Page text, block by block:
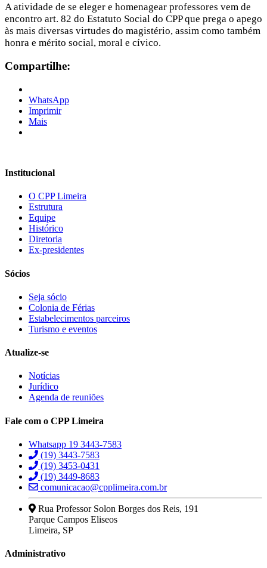
A atividade de se eleger e homenagear professores vem de
encontro art. 82 do Estatuto Social do CPP que prega o apego
às mais diversas virtudes do magistério, assim como também
honra e mérito social, moral e cívico.
Compartilhe:
WhatsApp
Imprimir
Mais
Institucional
O CPP Limeira
Estrutura
Equipe
Histórico
Diretoria
Ex-presidentes
Sócios
Seja sócio
Colonia de Férias
Estabelecimentos parceiros
Turismo e eventos
Atualize-se
Notícias
Jurídico
Agenda de reuniões
Fale com o CPP Limeira
Whatsapp 19 3443-7583
(19) 3443-7583
(19) 3453-0431
(19) 3449-8683
comunicacao@cpplimeira.com.br
Rua Professor Solon Borges dos Reis, 191
Parque Campos Eliseos
Limeira, SP
Administrativo